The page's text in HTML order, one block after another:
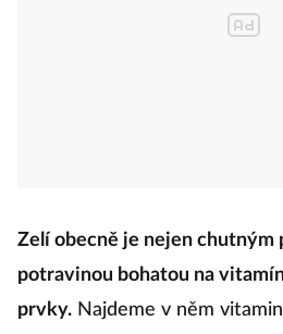
Zelí obecně je nejen chutným
potravinou bohatou na
prvky. Najdeme v něm